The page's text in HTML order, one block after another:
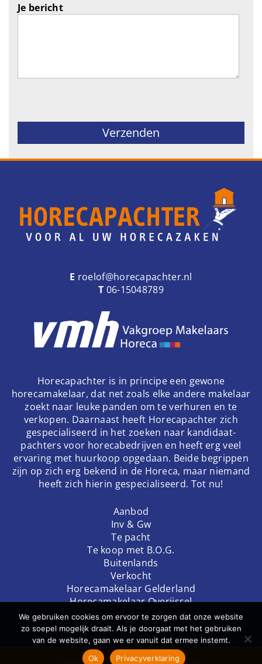
Je bericht
E roelof@horecapachter.nl
T 06-15048789
Horecapachter is in principe een gewone
horecamakelaar, dat net zoals elke andere makelaar
zoekt naar leuke panden om te verhuren en te
verkopen. Daarnaast heeft Horecapachter zich
gespecialiseerd in het zoeken naar kandidaat-
pachters voor horecabedrijven en heeft erg veel
ervaring met huurkoop opgedaan. Beide begrippen
zijn op zich erg bekend in de Horeca, maar niemand
heeft zich hierin gespecialiseerd. Tot nu!
Aanbod
Inv & Gw
Te pacht
Te koop met B.O.G.
Buitenlands
Verkocht
Horecamakelaar Gelderland
Horecamakelaar Overijssel
Horecamakelaar Utrecht
DODO.NL | DESIGNSTUDIOVIV.NL
We gebruiken cookies om ervoor te zorgen dat onze website
zo soepel mogelijk draait. Als je doorgaat met het gebruiken
van de website, gaan we er vanuit dat ermee instemt.
Ok
Privacyverklaring